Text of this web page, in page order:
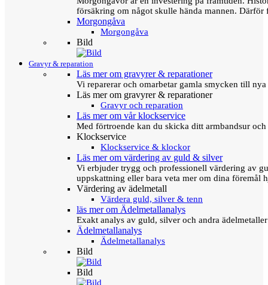
försäkring om något skulle hända mannen.
Morgongåva
Morgongåva
Bild
Gravyr & reparation
Läs mer om gravyrer & reparationer
Vi reparerar och omarbetar gamla smycken till
Läs mer om gravyrer & reparationer
Gravyr och reparation
Läs mer om vår klockservice
Med förtroende kan du skicka ditt armbandsur
Klockservice
Klockservice & klockor
Läs mer om värdering av guld & silver
Vi erbjuder trygg och professionell värdering av
uppskattning eller bara veta mer om dina föremål
Värdering av ädelmetall
Värdera guld, silver & tenn
läs mer om Ädelmetallanalys
Exakt analys av guld, silver och andra
Ädelmetallanalys
Ädelmetallanalys
Bild
Bild